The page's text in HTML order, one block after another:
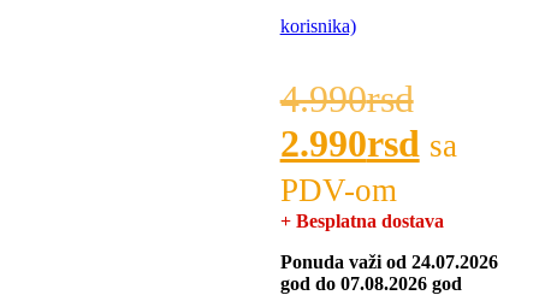
korisnika)
4.990rsd
cena
bila:
2.990rsd
je:
sa
PDV-om
+ Besplatna dostava
Ponuda važi od 24.07.2026
god do 07.08.2026 god